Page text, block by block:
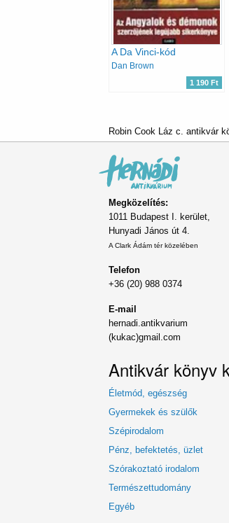
A Da Vinci-kód
Dan Brown
1 190 Ft
Robin Cook Láz c. antikvár
Megközelítés:
1011 Budapest I. kerület,
Hunyadi János út 4.
A Clark Ádám tér közelében
Telefon
+36 (20) 988 0374
E-mail
hernadi.antikvarium
(kukac)gmail.com
Antikvár könyv
Életmód, egészség
Gyermekek és szülők
Szépirodalom
Pénz, befektetés, üzlet
Szórakoztató irodalom
Természettudomány
Egyéb